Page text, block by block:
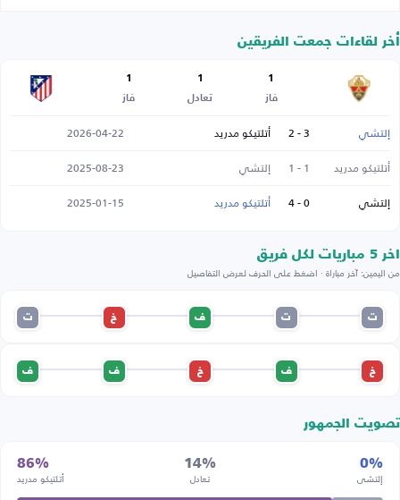
أخر لقاءات جمعت الفريقين
1
فاز
1
تعادل
1
فاز
إلتشي 3 - 2 أتلتيكو مدريد
2026-04-22
أتلتيكو مدريد
1 - 1 إلتشي
2025-08-23
إلتشي
0 - 4 أتلتيكو مدريد 2025-01-15
اخر 5 مباريات لكل فريق
من اليمين: آخر مباراة · اضغط على الحرف لعرض التفاصيل
ت ت ف خ ت
خ ف خ ف ف
تصويت الجمهور
0%
إلتشي
14%
تعادل
86%
أتلتيكو مدريد